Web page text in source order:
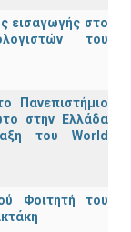
εισαγωγής στο
του
Πανεπιστήμιο
στην Ελλάδα
του World
Φοιτητή του